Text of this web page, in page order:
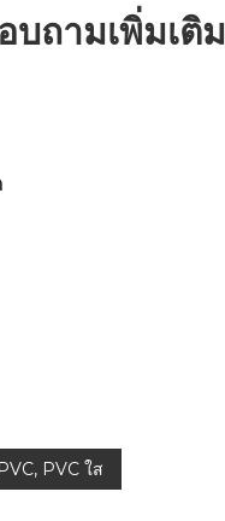
ถามเพิ่มเติม
PVC ใส